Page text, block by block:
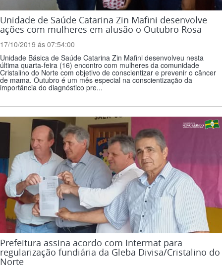
Unidade de Saúde Catarina Zin Mafini desenvolve
ações com mulheres em alusão o Outubro Rosa
17/10/2019 ás 07:54:00
Unidade Básica de Saúde Catarina Zin Mafini desenvolveu nesta
última quarta-feira (16) encontro com mulheres da comunidade
Cristalino do Norte com objetivo de conscientizar e prevenir o câncer
de mama. Outubro é um mês especial na conscientização da
importância do diagnóstico pre...
Prefeitura assina acordo com Intermat para
regularização fundiária da Gleba Divisa/Cristalino do
Norte